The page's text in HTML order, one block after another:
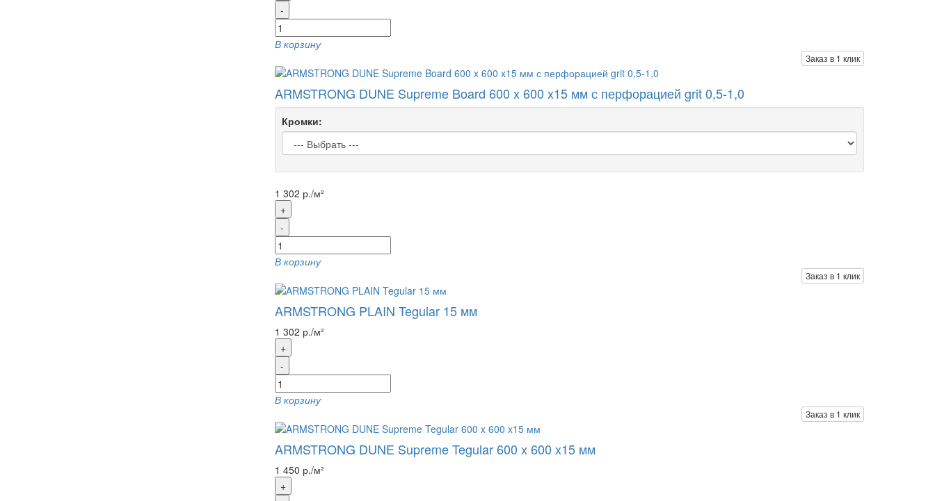
-
В корзину
Заказ в 1 клик
ARMSTRONG DUNE Supreme Board 600 x 600 x15 мм с перфорацией grit 0,5-1,0
Кромки:
1 302 р./м²
+
-
В корзину
Заказ в 1 клик
ARMSTRONG PLAIN Tegular 15 мм
1 302 р./м²
+
-
В корзину
Заказ в 1 клик
ARMSTRONG DUNE Supreme Tegular 600 x 600 x15 мм
1 450 р./м²
+